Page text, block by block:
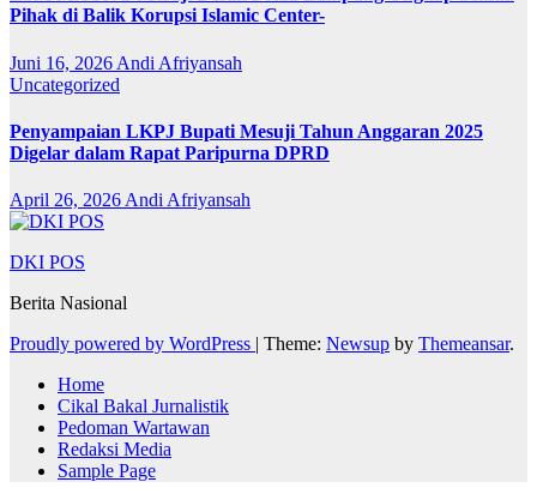
Pihak di Balik Korupsi Islamic Center-
Juni 16, 2026 Andi Afriyansah
Uncategorized
Penyampaian LKPJ Bupati Mesuji Tahun Anggaran 2025
Digelar dalam Rapat Paripurna DPRD
April 26, 2026 Andi Afriyansah
DKI POS
Berita Nasional
Proudly powered by WordPress | Theme: Newsup by Themeansar.
Home
Cikal Bakal Jurnalistik
Pedoman Wartawan
Redaksi Media
Sample Page